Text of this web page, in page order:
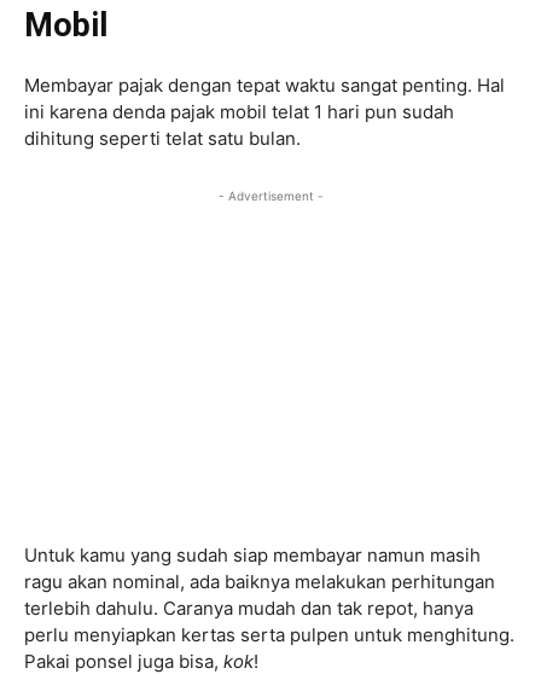
Mobil
Membayar pajak dengan tepat waktu sangat penting. Hal
ini karena denda pajak mobil telat 1 hari pun sudah
dihitung seperti telat satu bulan.
- Advertisement -
Untuk kamu yang sudah siap membayar namun masih
ragu akan nominal, ada baiknya melakukan perhitungan
terlebih dahulu. Caranya mudah dan tak repot, hanya
perlu menyiapkan kertas serta pulpen untuk menghitung.
Pakai ponsel juga bisa, kok!